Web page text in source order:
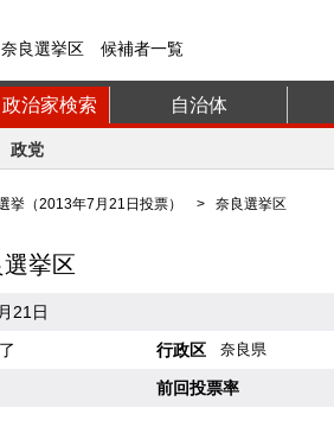
奈良選挙区 候補者一覧
治家検索 自治体
政党
挙（2013年7月21日投票） > 奈良選挙区
挙区
21日
行政区 奈良県
前回投票率